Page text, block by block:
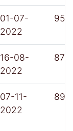
01-07-
2022
959
16-08-
2022
876
07-11-
2022
899